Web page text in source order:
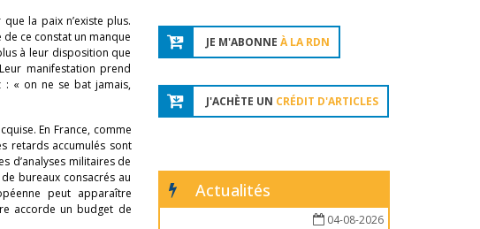
la paix n’existe plus.
ce constat un manque
à leur disposition que
manifestation prend
: « on ne se bat jamais,
En France, comme
retards accumulés sont
d’analyses militaires de
bureaux consacrés au
peut apparaître
accorde un budget de
JE M'ABONNE À LA RDN
J'ACHÈTE UN CRÉDIT D'ARTICLES
Actualités
04-08-2026